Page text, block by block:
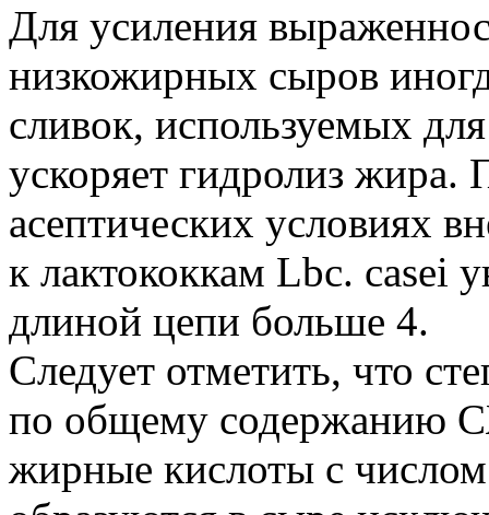
Для усиления
низкожирных сыров
сливок, используемых
ускоряет гидролиз жира.
асептических условиях
к лактококкам Lbc. casei
длиной цепи больше 4.
Следует отметить, что
по общему содержанию
жирные кислоты с числом